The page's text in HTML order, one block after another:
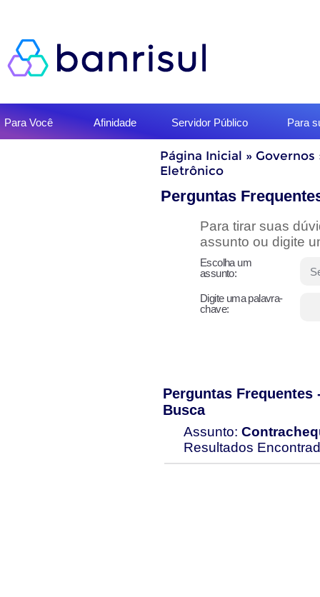
do
menu
Para Você Afinidade Servidor Público Para
Início
do
conteúdo
Página Inicial » Governos
Eletrônico
Perguntas
Para tirar suas
assunto ou digite
Escolha um
assunto:
Digite uma palavra-
chave:
Perguntas Frequentes
Busca
Assunto:
Resultados